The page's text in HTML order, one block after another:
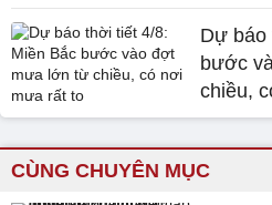
Dự báo
bước
chiều,
CÙNG CHUYÊN MỤC